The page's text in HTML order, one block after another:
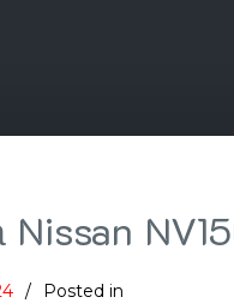
Nissan
Posted in